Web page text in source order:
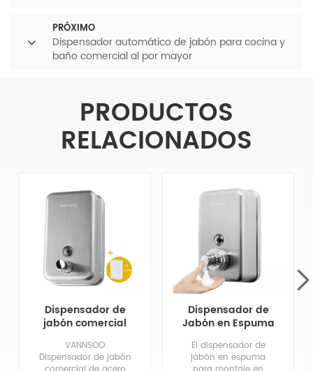
PRÓXIMO
Dispensador automático de jabón para cocina y
baño comercial al por mayor
PRODUCTOS
RELACIONADOS
Dispensador de
jabón comercial
inoxidable para
montaje en pared
VANNSOO
Dispensador de jabón
Dispensador de
Jabón en Espuma
Acero Inoxidable
Comercial 1200Ml
El dispensador de
jabón en espuma